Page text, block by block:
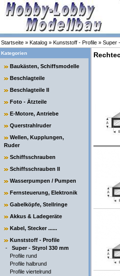
Startseite » Katalog » Kunststoff - Profile » Super
Kategorien
Baukästen, Schiffsmodelle
Beschlagteile
Beschlagteile II
Foto - Ätzteile
E-Motore, Antriebe
Querstrahlruder
Wellen, Kupplungen,
Ruder
Schiffsschrauben
Schiffsschrauben II
Wasserpumpen / Pumpen
Fernsteuerung, Elektronik
Gabelköpfe, Stellringe
Akkus & Ladegeräte
Kabel, Stecker ......
Kunststoff - Profile
- Super - Styrol 330 mm
Profile rund
Profile halbrund
Profile viertelrund